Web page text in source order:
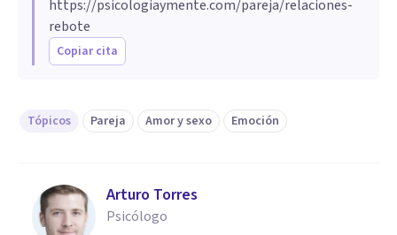
https://psicologiaymente.com/pareja/relaciones-
rebote
Copiar cita
Tópicos Pareja Amor y sexo Emoción
Arturo Torres
Psicólogo